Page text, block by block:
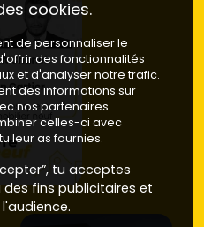
cookies.
de personnaliser le
des fonctionnalités
et d'analyser notre trafic.
des informations sur
nos partenaires
celles-ci avec
leur as fournies.
tu acceptes
fins publicitaires et